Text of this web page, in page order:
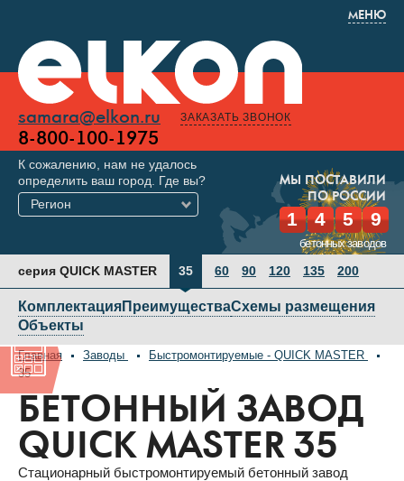
МЕНЮ
samara@elkon.ru
8-800-100-1975
ЗАКАЗАТЬ ЗВОНОК
МЫ ПОСТАВИЛИ
ПО РОССИИ
1 4 5 9
бетонных заводов
К сожалению, нам не удалось
определить ваш город. Где вы?
Регион
серия QUICK MASTER 35 60 90 120 135 200
КомплектацияПреимуществаСхемы размещения
Объекты
Главная Заводы
Быстромонтируемые - QUICK MASTER
35
БЕТОННЫЙ ЗАВОД
QUICK MASTER 35
Стационарный быстромонтируемый бетонный завод